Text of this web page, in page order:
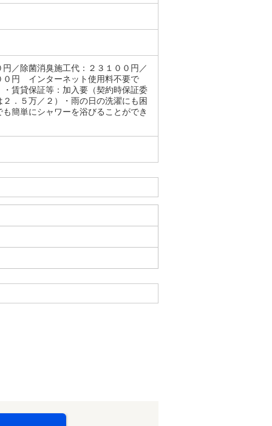
／除菌消臭施工代：２３１００円／
０円 インターネット使用料不要で
賃貸保証等：加入要（契約時保証委
．５万／２）・雨の日の洗濯にも困
簡単にシャワーを浴びることができ